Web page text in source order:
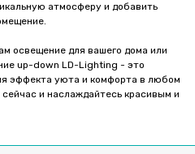
атмосферу и добавить
освещение для вашего дома или
up-down LD-Lighting - это
эффекта уюта и комфорта в любом
и наслаждайтесь красивым и